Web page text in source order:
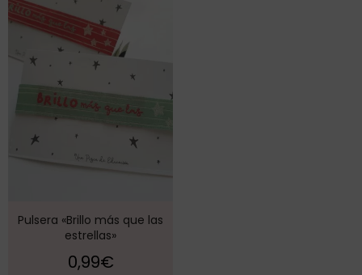
Pulsera «Brillo más que las
estrellas»
0,99€